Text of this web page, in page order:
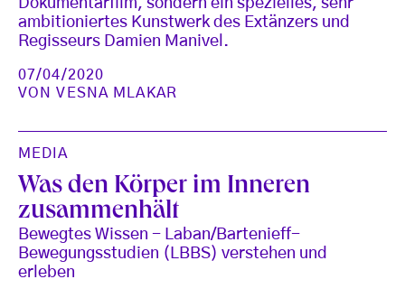
Dokumentarfilm, sondern ein spezielles, sehr
ambitioniertes Kunstwerk des Extänzers und
Regisseurs Damien Manivel.
07/04/2020
VONVESNA MLAKAR
MEDIA
Was den Körper im Inneren
zusammenhält
Bewegtes Wissen - Laban/Bartenieff-
Bewegungsstudien (LBBS) verstehen und
erleben